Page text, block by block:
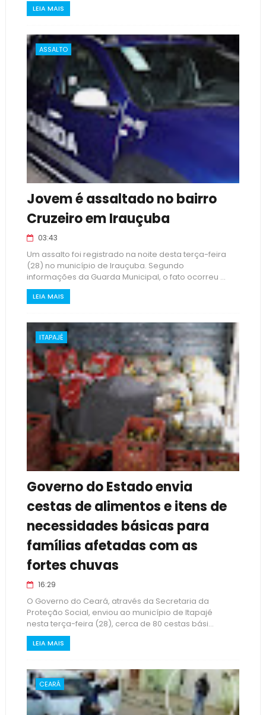
LEIA MAIS
ASSALTO
Jovem é assaltado no bairro
Cruzeiro em Irauçuba
03:43
Um assalto foi registrado na noite desta terça-feira
(28) no município de Irauçuba. Segundo
informações da Guarda Municipal, o fato ocorreu ...
LEIA MAIS
ITAPAJÉ
Governo do Estado envia
cestas de alimentos e itens de
necessidades básicas para
famílias afetadas com as
fortes chuvas
16:29
O Governo do Ceará, através da Secretaria da
Proteção Social, enviou ao município de Itapajé
nesta terça-feira (28), cerca de 80 cestas bási...
LEIA MAIS
CEARÁ